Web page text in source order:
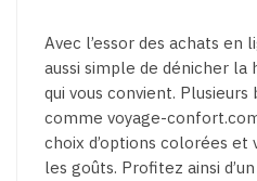
Avec l’essor des achats en
aussi simple de dénicher la
qui vous convient. Plusieurs
comme voyage-
choix d’options colorées et
les goûts. Profitez ainsi